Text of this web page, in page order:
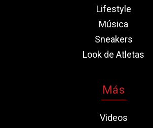
Lifestyle
Música
Sneakers
Look de Atletas
Más
Videos